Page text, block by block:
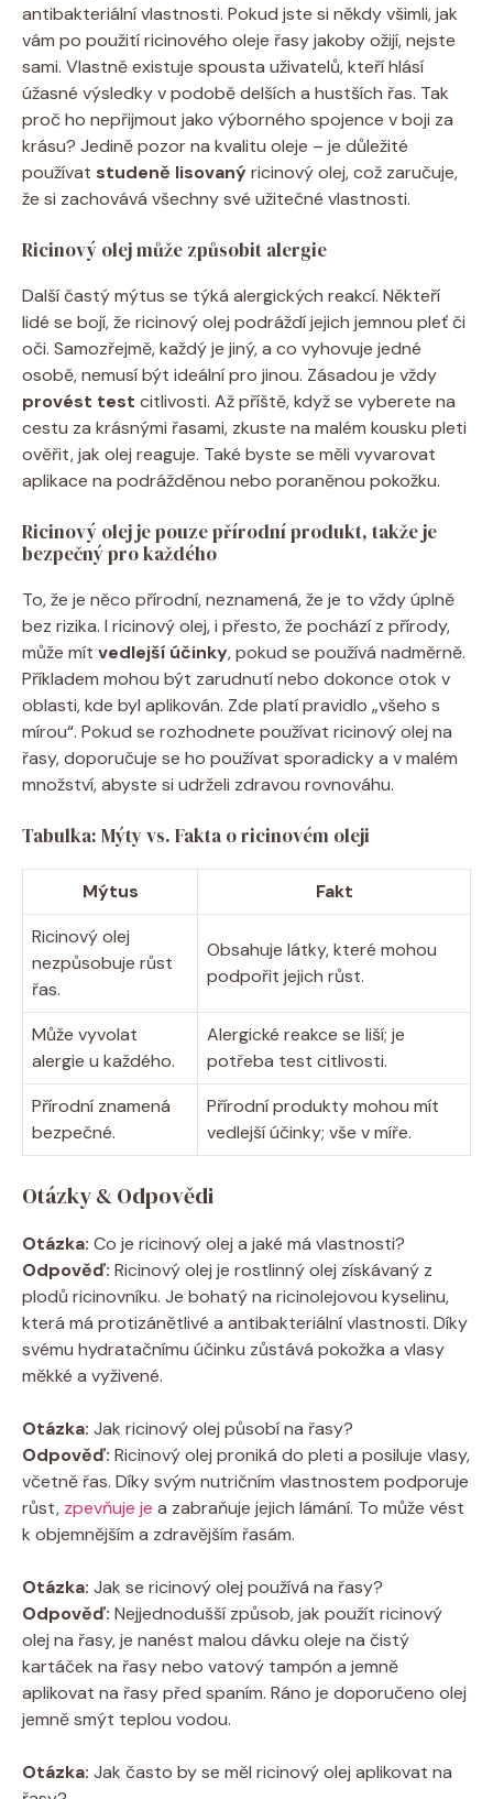
antibakteriální vlastnosti. Pokud jste si někdy všimli, jak
vám po použití ricinového oleje řasy jakoby ožijí, nejste
sami. Vlastně existuje spousta uživatelů, kteří hlásí
úžasné výsledky v podobě delších a hustších řas. Tak
proč ho nepřijmout jako výborného spojence v boji za
krásu? Jedině pozor na kvalitu oleje – je důležité
používat studeně lisovanýricinový olej, což zaručuje,
že si zachovává všechny své užitečné vlastnosti.
Ricinový olej může způsobit alergie
Další častý mýtus se týká alergických reakcí. Někteří
lidé se bojí, že ricinový olej podráždí jejich jemnou pleť či
oči. Samozřejmě, každý je jiný, a co vyhovuje jedné
osobě, nemusí být ideální pro jinou. Zásadou je vždy
provést test citlivosti. Až příště, když se vyberete na
cestu za krásnými řasami, zkuste na malém kousku pleti
ověřit, jak olej reaguje. Také byste se měli vyvarovat
aplikace na podrážděnou nebo poraněnou pokožku.
Ricinový olej je pouze přírodní produkt, takže je
bezpečný pro každého
To, že je něco přírodní, neznamená, že je to vždy úplně
bez rizika. I ricinový olej, i přesto, že pochází z přírody,
může mít vedlejší účinky, pokud se používá nadměrně.
Příkladem mohou být zarudnutí nebo dokonce otok v
oblasti, kde byl aplikován. Zde platí pravidlo „všeho s
mírou“. Pokud se rozhodnete používat ricinový olej na
řasy, doporučuje se ho používat sporadicky a v malém
množství, abyste si udrželi zdravou rovnováhu.
Tabulka: Mýty vs. Fakta o ricinovém oleji
Mýtus
Fakt
Ricinový olej
nezpůsobuje růst
řas.
Obsahuje látky, které mohou
podpořit jejich růst.
Může vyvolat
alergie u každého.
Alergické reakce se liší; je
potřeba test citlivosti.
Přírodní znamená
bezpečné.
Přírodní produkty mohou mít
vedlejší účinky; vše v míře.
Otázky & Odpovědi
Otázka: Co je ricinový olej a jaké má vlastnosti?
Odpověď: Ricinový olej je rostlinný olej získávaný z
plodů ricinovníku. Je bohatý na ricinolejovou kyselinu,
která má protizánětlivé a antibakteriální vlastnosti. Díky
svému hydratačnímu účinku zůstává pokožka a vlasy
měkké a vyživené.
Otázka: Jak ricinový olej působí na řasy?
Odpověď: Ricinový olej proniká do pleti a posiluje vlasy,
včetně řas. Díky svým nutričním vlastnostem podporuje
růst, zpevňuje je a zabraňuje jejich lámání. To může vést
k objemnějším a zdravějším řasám.
Otázka: Jak se ricinový olej používá na řasy?
Odpověď: Nejjednodušší způsob, jak použít ricinový
olej na řasy, je nanést malou dávku oleje na čistý
kartáček na řasy nebo vatový tampón a jemně
aplikovat na řasy před spaním. Ráno je doporučeno olej
jemně smýt teplou vodou.
Otázka: Jak často by se měl ricinový olej aplikovat na